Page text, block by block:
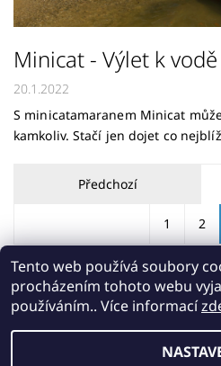
Minicat - Výlet k vodě
20.1.2022
S minicatamaranem Minicat
kamkoliv. Stačí jen dojet co
Předchozí
1 2
Stránka z 3- 22
Tento web používá soubory
procházením tohoto webu
používáním.. Více informací